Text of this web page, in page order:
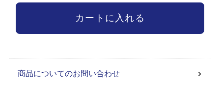
商品についてのお問い合わせ